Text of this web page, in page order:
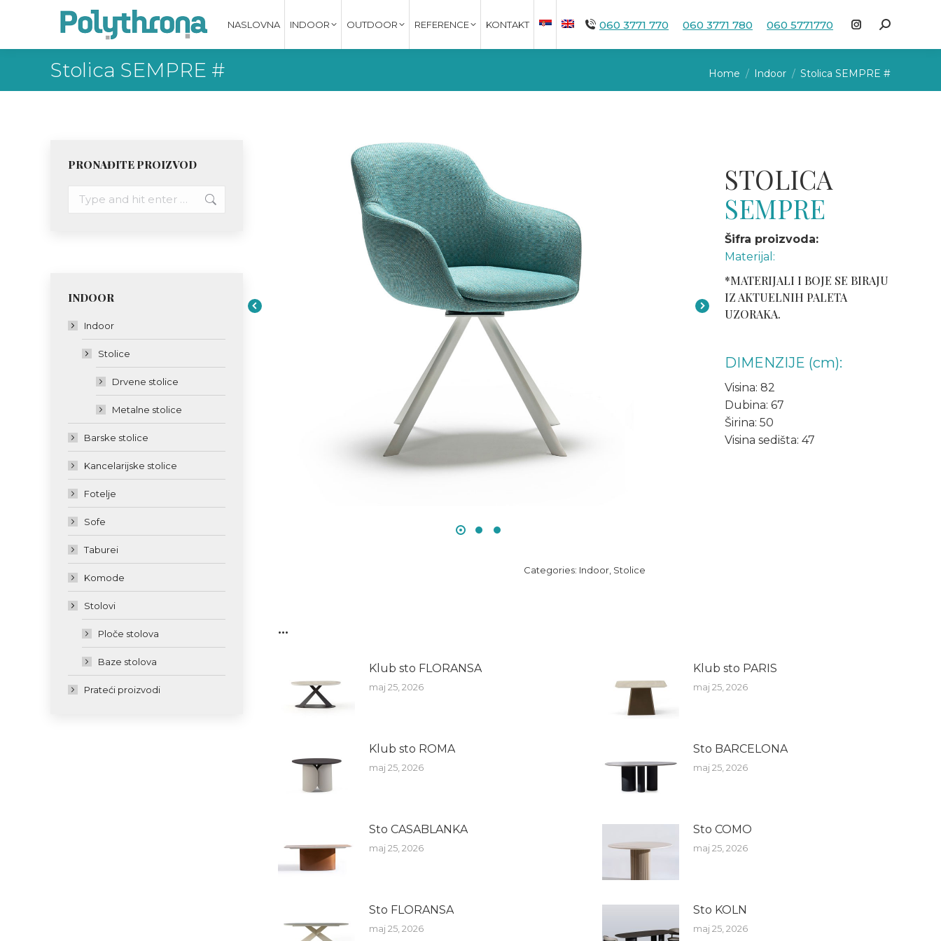
NASLOVNA INDOOR OUTDOOR REFERENCE KONTAKT 060 3771 770 060 3771 780 060 5771770
Instagram
page
opens
Search:
Stolica SEMPRE # You are here:
Home Indoor Stolica SEMPRE #
STOLICA
SEMPRE
Šifra proizvoda:
Materijal:
*MATERIJALI I BOJE SE BIRAJU
IZ AKTUELNIH PALETA
UZORAKA.
DIMENZIJE (cm):
Visina: 82
Dubina: 67
Širina: 50
Visina sedišta: 47
Categories: Indoor, Stolice
...
Klub sto FLORANSA
maj 25, 2026
Klub sto PARIS
maj 25, 2026
Klub sto ROMA
maj 25, 2026
Sto BARCELONA
maj 25, 2026
Sto CASABLANKA
maj 25, 2026
Sto COMO
maj 25, 2026
Sto FLORANSA
maj 25, 2026
Sto KOLN
maj 25, 2026
PRONAĐITE PROIZVOD
INDOOR
Indoor
Stolice
Drvene stolice
Metalne stolice
Barske stolice
Kancelarijske stolice
Fotelje
Sofe
Taburei
Komode
Stolovi
Ploče stolova
Baze stolova
Prateći proizvodi